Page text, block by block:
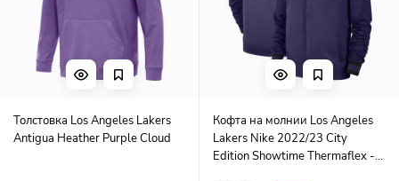
Толстовка Los Angeles Lakers
Antigua Heather Purple Cloud
Кофта на молнии Los Angeles
Lakers Nike 2022/23 City
Edition Showtime Thermaflex -